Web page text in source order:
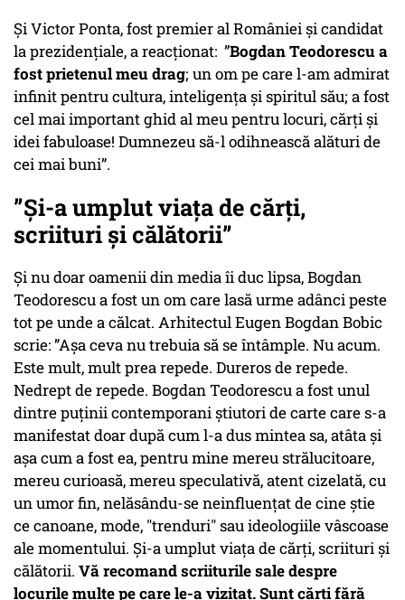
Și Victor Ponta, fost premier al României și candidat
la prezidențiale, a reacționat: ”Bogdan Teodorescu a
fost prietenul meu drag; un om pe care l-am admirat
infinit pentru cultura, inteligența și spiritul său; a fost
cel mai important ghid al meu pentru locuri, cărți și
idei fabuloase! Dumnezeu să-l odihnească alături de
cei mai buni”.
”Și-a umplut viața de cărți,
scriituri și călătorii”
Și nu doar oamenii din media îi duc lipsa, Bogdan
Teodorescu a fost un om care lasă urme adânci peste
tot pe unde a călcat. Arhitectul Eugen Bogdan Bobic
scrie: ”Așa ceva nu trebuia să se întâmple. Nu acum.
Este mult, mult prea repede. Dureros de repede.
Nedrept de repede. Bogdan Teodorescu a fost unul
dintre puținii contemporani știutori de carte care s-a
manifestat doar după cum l-a dus mintea sa, atâta și
așa cum a fost ea, pentru mine mereu strălucitoare,
mereu curioasă, mereu speculativă, atent cizelată, cu
un umor fin, nelăsându-se neinfluențat de cine știe
ce canoane, mode, "trenduri" sau ideologiile vâscoase
ale momentului. Și-a umplut viața de cărți, scriituri și
călătorii. Vă recomand scriiturile sale despre
locurile multe pe care le-a vizitat. Sunt cărți fără